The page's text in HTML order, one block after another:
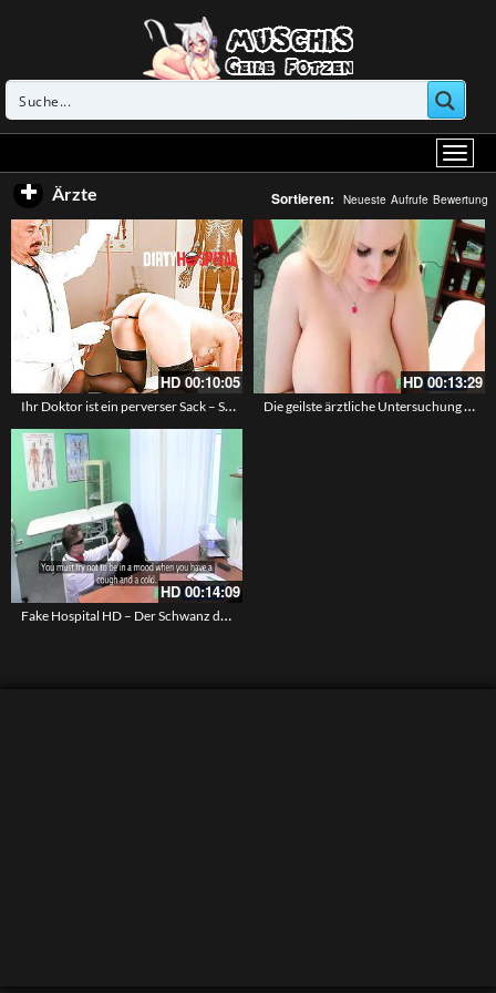
Ärzte Sortieren: Neueste Aufrufe Bewertung
HD00:10:05
Ihr Doktor ist ein perverser Sack – Schmutzige Spiele auf dem Behandlungstisch
HD00:13:29
Die geilste ärztliche Untersuchung aller Zeiten – Doc fickt geile Blondine
HD00:14:09
Fake Hospital HD – Der Schwanz des Doktor untersucht die geile Patientin